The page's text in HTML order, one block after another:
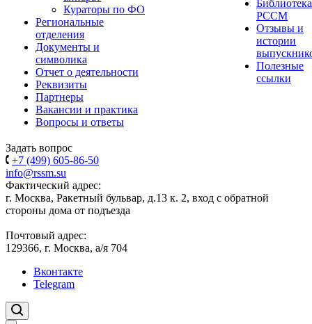
Кураторы по ФО
Региональные
отделения
Документы и
символика
Отчет о деятельности
Реквизиты
Партнеры
Вакансии и практика
Вопросы и ответы
Библиотека
РССМ
Отзывы и
истории
Полезные
ссылки
Задать вопрос
+7 (499) 605-86-50
info@rssm.su
Фактический адрес:
г. Москва, Ракетный бульвар, д.13 к. 2, вход с обратной
стороны дома от подъезда
Почтовый адрес:
129366, г. Москва, а/я 704
Вконтакте
Telegram